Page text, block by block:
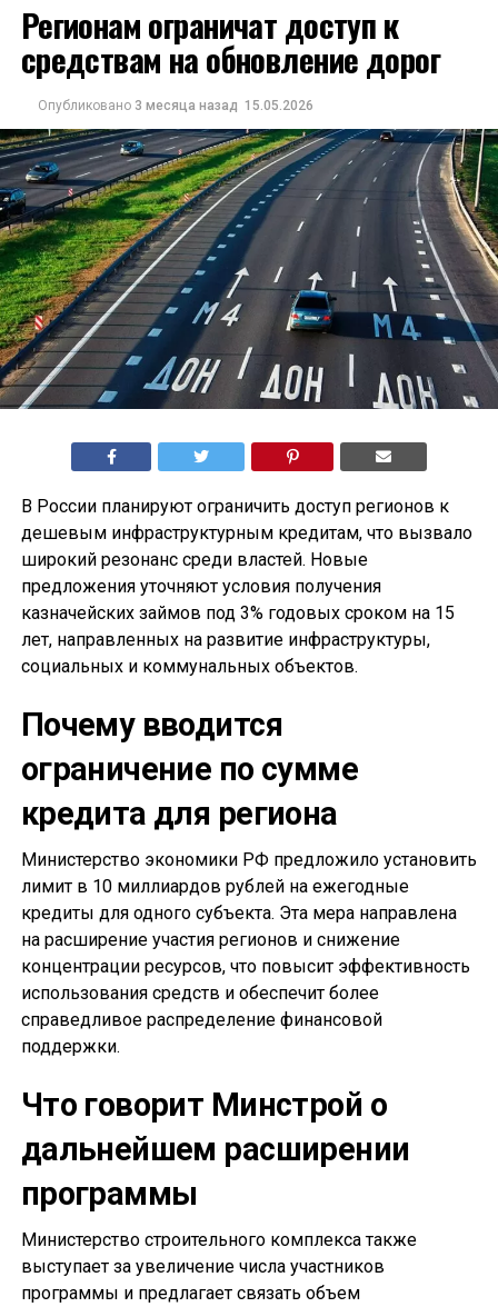
Регионам ограничат доступ к
средствам на обновление дорог
Опубликовано 3 месяца назад 15.05.2026
В России планируют ограничить доступ регионов к
дешевым инфраструктурным кредитам, что вызвало
широкий резонанс среди властей. Новые
предложения уточняют условия получения
казначейских займов под 3% годовых сроком на 15
лет, направленных на развитие инфраструктуры,
социальных и коммунальных объектов.
Почему вводится
ограничение по сумме
кредита для региона
Министерство экономики РФ предложило установить
лимит в 10 миллиардов рублей на ежегодные
кредиты для одного субъекта. Эта мера направлена
на расширение участия регионов и снижение
концентрации ресурсов, что повысит эффективность
использования средств и обеспечит более
справедливое распределение финансовой
поддержки.
Что говорит Минстрой о
дальнейшем расширении
программы
Министерство строительного комплекса также
выступает за увеличение числа участников
программы и предлагает связать объем